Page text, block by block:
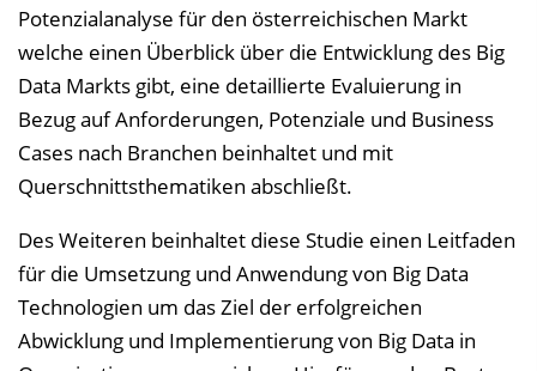
Potenzialanalyse für den österreichischen Markt
welche einen Überblick über die Entwicklung des Big
Data Markts gibt, eine detaillierte Evaluierung in
Bezug auf Anforderungen, Potenziale und Business
Cases nach Branchen beinhaltet und mit
Querschnittsthematiken abschließt.
Des Weiteren beinhaltet diese Studie einen Leitfaden
für die Umsetzung und Anwendung von Big Data
Technologien um das Ziel der erfolgreichen
Abwicklung und Implementierung von Big Data in